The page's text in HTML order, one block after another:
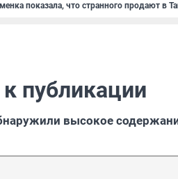
показала, что странного продают в
публикации
высокое